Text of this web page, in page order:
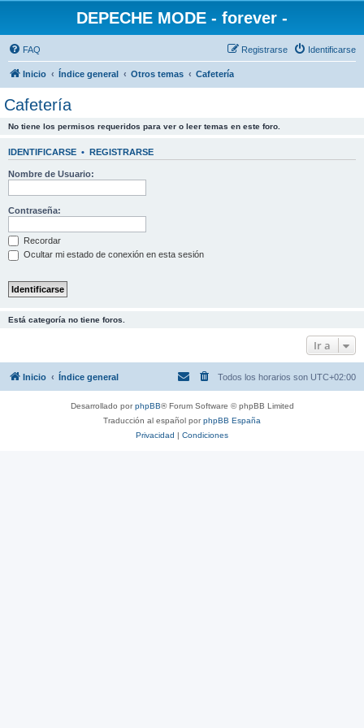
DEPECHE MODE - forever -
FAQ Identificarse
Registrarse
Inicio Índice general Otros temas Cafetería
Cafetería
No tiene los permisos requeridos para ver o leer temas en este foro.
IDENTIFICARSE • REGISTRARSE
Nombre de Usuario:
Contraseña:
Recordar
Ocultar mi estado de conexión en esta sesión
Está categoría no tiene foros.
Ir a
Inicio Índice general Todos los horarios son UTC+02:00
Desarrollado porphpBB® Forum Software © phpBB Limited
Traducción al español porphpBB España
Privacidad | Condiciones